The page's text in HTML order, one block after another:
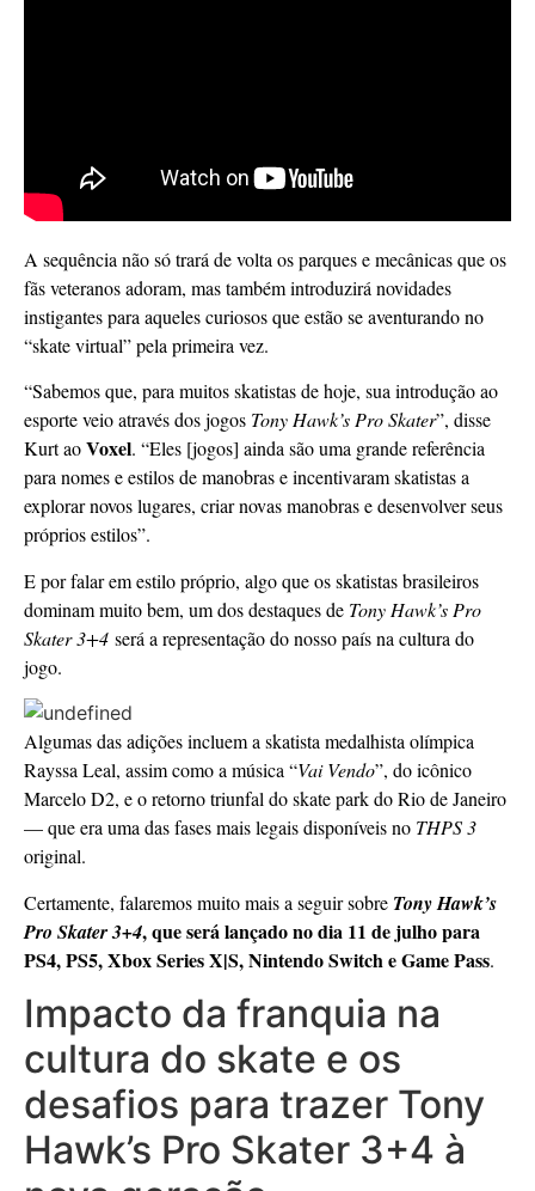
A sequência não só trará de volta os parques e mecânicas que os
fãs veteranos adoram, mas também introduzirá novidades
instigantes para aqueles curiosos que estão se aventurando no
“skate virtual” pela primeira vez.
“Sabemos que, para muitos skatistas de hoje, sua introdução ao
esporte veio através dos jogos Tony Hawk’s Pro Skater”, disse
Kurt aoVoxel. “Eles [jogos] ainda são uma grande referência
para nomes e estilos de manobras e incentivaram skatistas a
explorar novos lugares, criar novas manobras e desenvolver seus
próprios estilos”.
E por falar em estilo próprio, algo que os skatistas brasileiros
dominam muito bem, um dos destaques de Tony Hawk’s Pro
Skater 3+4 será a representação do nosso país na cultura do
jogo.
Algumas das adições incluem a skatista medalhista olímpica
Rayssa Leal, assim como a música “Vai Vendo”, do icônico
Marcelo D2, e o retorno triunfal do skate park do Rio de Janeiro
— que era uma das fases mais legais disponíveis no THPS 3
original.
Certamente, falaremos muito mais a seguir sobre Tony Hawk’s
Pro Skater 3+4, que será lançado no dia 11 de julho para
PS4, PS5, Xbox Series X|S, Nintendo Switch e Game Pass.
Impacto da franquia na
cultura do skate e os
desafios para trazer Tony
Hawk’s Pro Skater 3+4 à